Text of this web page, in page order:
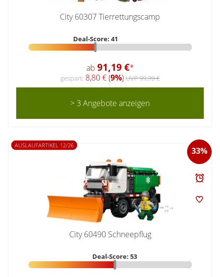
City 60307 Tierrettungscamp
Deal-Score: 41
ab 91,19 €*
gespart: 8,80 € (9%) UVP 99,99 €
> 3 Angebote anzeigen
33%
AUSLAUFARTIKEL 12/26
City 60490 Schneepflug
Deal-Score: 53